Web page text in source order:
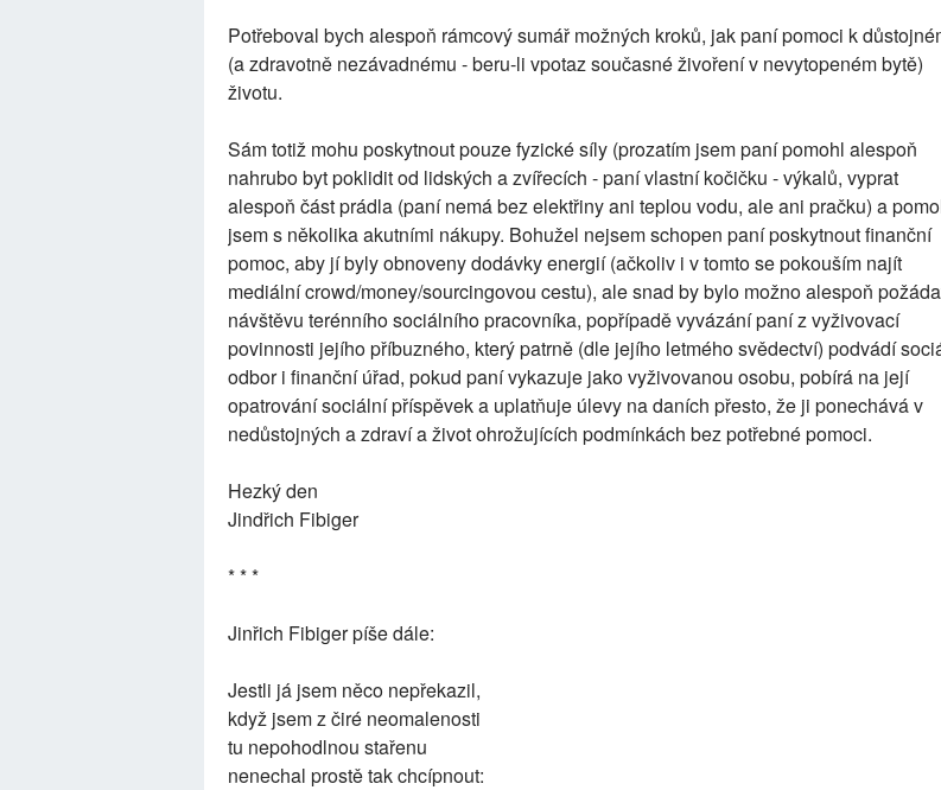
Potřeboval bych alespoň rámcový sumář možných kroků, jak paní pomoci k
(a zdravotně nezávadnému - beru-li vpotaz současné živoření v nevytopeném bytě)
životu.
Sám totiž mohu poskytnout pouze fyzické síly (prozatím jsem paní pomohl alespoň
nahrubo byt poklidit od lidských a zvířecích - paní vlastní kočičku - výkalů, vyprat
alespoň část prádla (paní nemá bez elektřiny ani teplou vodu, ale ani pračku) a
jsem s několika akutními nákupy. Bohužel nejsem schopen paní poskytnout finanční
pomoc, aby jí byly obnoveny dodávky energií (ačkoliv i v tomto se pokouším najít
mediální crowd/money/sourcingovou cestu), ale snad by bylo možno alespoň
návštěvu terénního sociálního pracovníka, popřípadě vyvázání paní z vyživovací
povinnosti jejího příbuzného, který patrně (dle jejího letmého svědectví) podvádí
odbor i finanční úřad, pokud paní vykazuje jako vyživovanou osobu, pobírá na její
opatrování sociální příspěvek a uplatňuje úlevy na daních přesto, že ji ponechává v
nedůstojných a zdraví a život ohrožujících podmínkách bez potřebné pomoci.
Hezký den
Jindřich Fibiger
* * *
Jinřich Fibiger píše dále:
Jestli já jsem něco nepřekazil,
když jsem z čiré neomalenosti
tu nepohodlnou stařenu
nenechal prostě tak chcípnout: